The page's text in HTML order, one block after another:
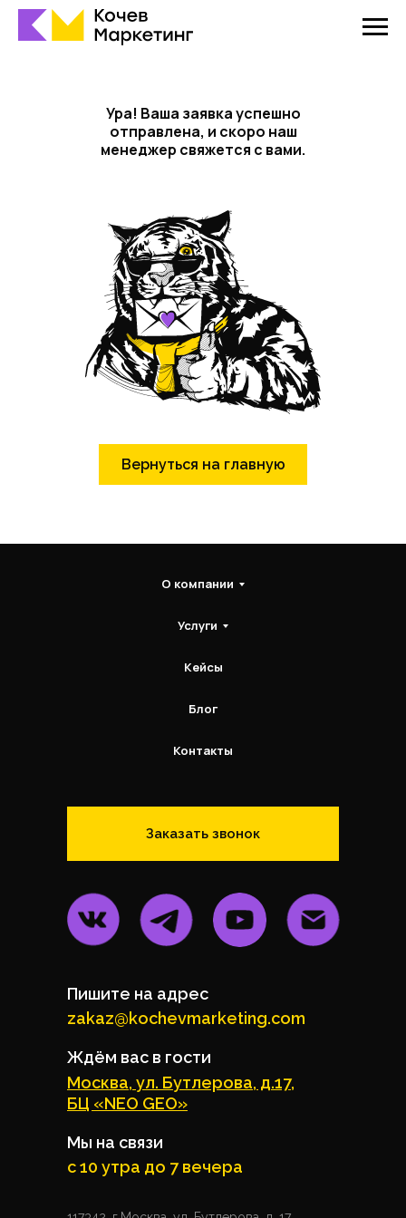
Вернуться на главную
Ура! Ваша заявка успешно
отправлена, и скоро наш
менеджер свяжется с вами.
О компании
Услуги
Кейсы
Блог
Контакты
Заказать звонок
Пишите на адрес
zakaz@kochevmarketing.com
Ждём вас в гости
Москва, ул. Бутлерова, д.17,
БЦ «NEO GEO»
Мы на связи
с 10 утра до 7 вечера